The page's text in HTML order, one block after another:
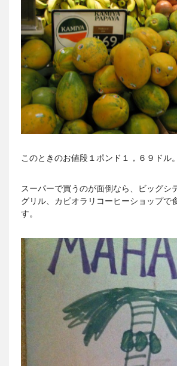
このときのお値段１ポンド１，６９ドル。
スーパーで買うのが面倒なら、ビッグシ
グリル、カピオラリコーヒーショップで
す。